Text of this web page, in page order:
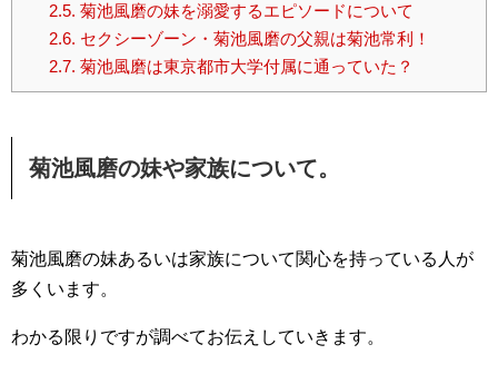
2.5. 菊池風磨の妹を溺愛するエピソードについて
2.6. セクシーゾーン・菊池風磨の父親は菊池常利！
2.7. 菊池風磨は東京都市大学付属に通っていた？
菊池風磨の妹や家族について。
菊池風磨の妹あるいは家族について関心を持っている人が
多くいます。
わかる限りですが調べてお伝えしていきます。